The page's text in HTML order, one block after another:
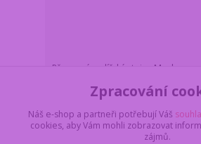
Přenosný malířský stojan Maaleo s
259 Kč
Z
Zpracování
Náš e-shop a partneři potřebují Váš
cookies, aby Vám mohli zobrazovat
zájmů.